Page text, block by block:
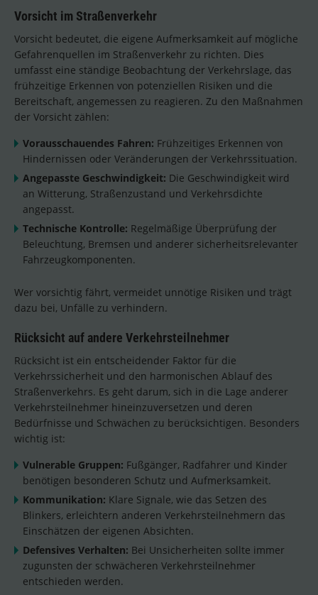
Vorsicht im Straßenverkehr
Vorsicht bedeutet, die eigene Aufmerksamkeit auf mögliche
Gefahrenquellen im Straßenverkehr zu richten. Dies
umfasst eine ständige Beobachtung der Verkehrslage, das
frühzeitige Erkennen von potenziellen Risiken und die
Bereitschaft, angemessen zu reagieren. Zu den Maßnahmen
der Vorsicht zählen:
Vorausschauendes Fahren: Frühzeitiges Erkennen von
Hindernissen oder Veränderungen der Verkehrssituation.
Angepasste Geschwindigkeit: Die Geschwindigkeit wird
an Witterung, Straßenzustand und Verkehrsdichte
angepasst.
Technische Kontrolle: Regelmäßige Überprüfung der
Beleuchtung, Bremsen und anderer sicherheitsrelevanter
Fahrzeugkomponenten.
Wer vorsichtig fährt, vermeidet unnötige Risiken und trägt
dazu bei, Unfälle zu verhindern.
Rücksicht auf andere Verkehrsteilnehmer
Rücksicht ist ein entscheidender Faktor für die
Verkehrssicherheit und den harmonischen Ablauf des
Straßenverkehrs. Es geht darum, sich in die Lage anderer
Verkehrsteilnehmer hineinzuversetzen und deren
Bedürfnisse und Schwächen zu berücksichtigen. Besonders
wichtig ist:
Vulnerable Gruppen: Fußgänger, Radfahrer und Kinder
benötigen besonderen Schutz und Aufmerksamkeit.
Kommunikation: Klare Signale, wie das Setzen des
Blinkers, erleichtern anderen Verkehrsteilnehmern das
Einschätzen der eigenen Absichten.
Defensives Verhalten: Bei Unsicherheiten sollte immer
zugunsten der schwächeren Verkehrsteilnehmer
entschieden werden.